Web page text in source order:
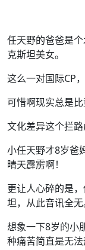
任天野的爸爸是
克斯坦美女。
这么一对国际CP
可惜啊现实总是比
文化差异这个拦路
小任天野才8岁爸
晴天霹雳啊！
更让人心碎的是
坦，从此音讯全无
想象一下8岁的小
种痛苦简直是无法